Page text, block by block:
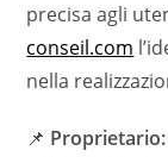
precisa agli
conseil.com
nella
📌 Proprietario: